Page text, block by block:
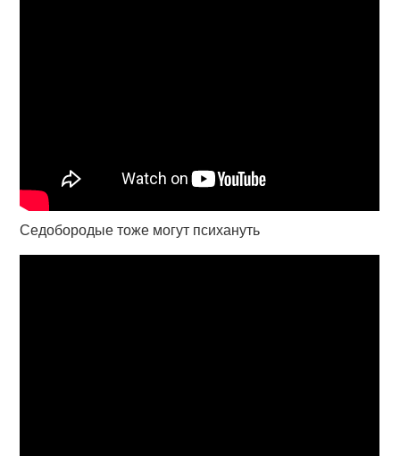
Седобородые тоже могут психануть